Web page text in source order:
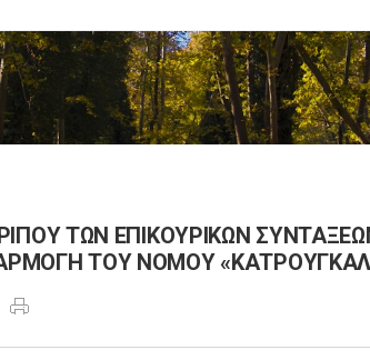
ΤΩΝ ΕΠΙΚΟΥΡΙΚΩΝ
ΤΟΥ ΝΟΜΟΥ